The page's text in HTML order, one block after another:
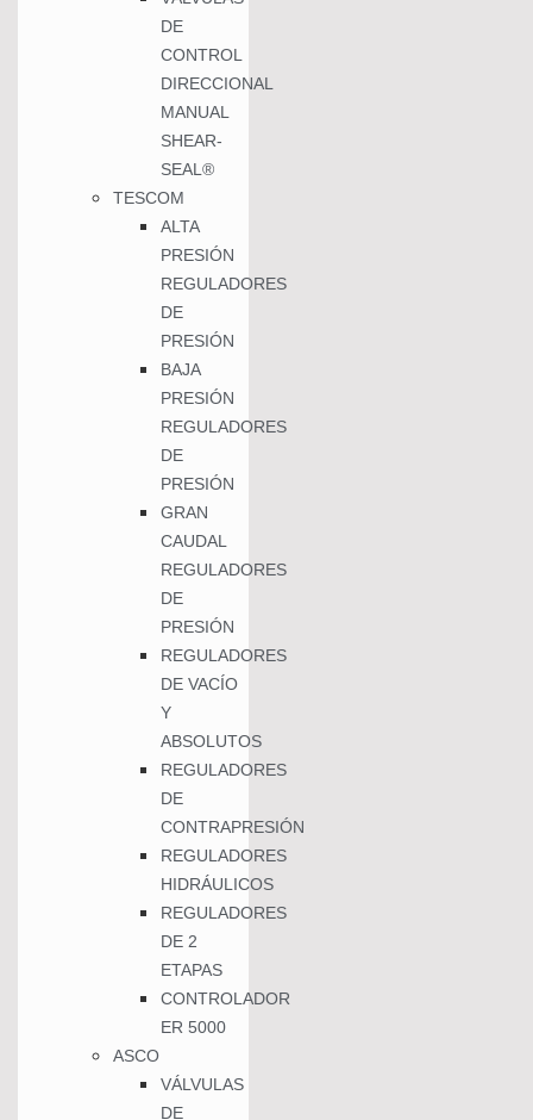
DE
CONTROL
DIRECCIONAL
MANUAL
SHEAR-
SEAL®
TESCOM
ALTA
PRESIÓN
REGULADORES
DE
PRESIÓN
BAJA
PRESIÓN
REGULADORES
DE
PRESIÓN
GRAN
CAUDAL
REGULADORES
DE
PRESIÓN
REGULADORES
DE VACÍO
Y
ABSOLUTOS
REGULADORES
DE
CONTRAPRESIÓN
REGULADORES
HIDRÁULICOS
REGULADORES
DE 2
ETAPAS
CONTROLADOR
ER 5000
ASCO
VÁLVULAS
DE